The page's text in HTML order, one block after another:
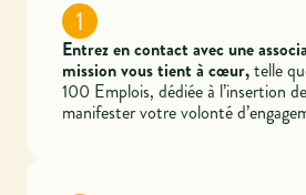
1
Entrez en contact avec une
mission vous tient à cœur,telle
100 Emplois, dédiée à l’insertion
manifester votre volonté